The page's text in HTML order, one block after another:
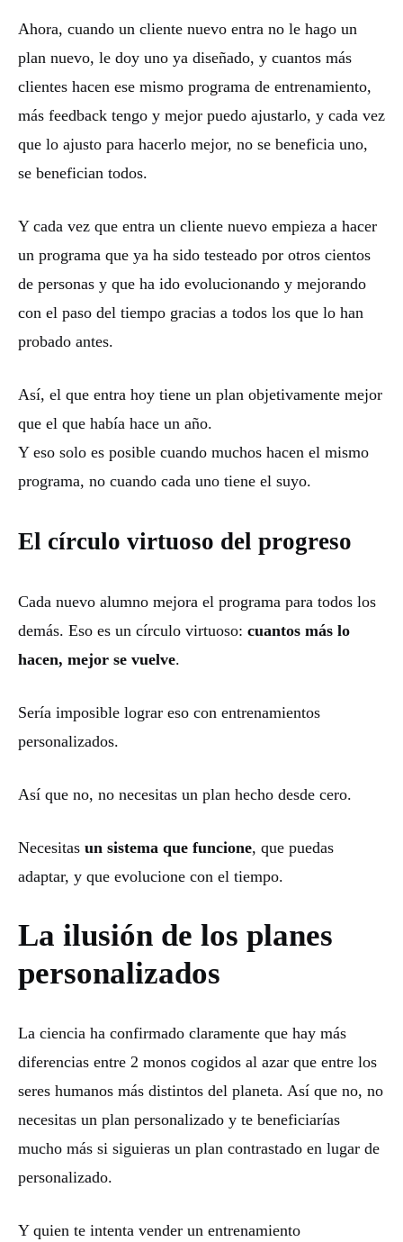
Ahora, cuando un cliente nuevo entra no le hago un
plan nuevo, le doy uno ya diseñado, y cuantos más
clientes hacen ese mismo programa de entrenamiento,
más feedback tengo y mejor puedo ajustarlo, y cada vez
que lo ajusto para hacerlo mejor, no se beneficia uno,
se benefician todos.
Y cada vez que entra un cliente nuevo empieza a hacer
un programa que ya ha sido testeado por otros cientos
de personas y que ha ido evolucionando y mejorando
con el paso del tiempo gracias a todos los que lo han
probado antes.
Así, el que entra hoy tiene un plan objetivamente mejor
que el que había hace un año.
Y eso solo es posible cuando muchos hacen el mismo
programa, no cuando cada uno tiene el suyo.
El círculo virtuoso del progreso
Cada nuevo alumno mejora el programa para todos los
demás. Eso es un círculo virtuoso: cuantos más lo
hacen, mejor se vuelve.
Sería imposible lograr eso con entrenamientos
personalizados.
Así que no, no necesitas un plan hecho desde cero.
Necesitas un sistema que funcione, que puedas
adaptar, y que evolucione con el tiempo.
La ilusión de los planes
personalizados
La ciencia ha confirmado claramente que hay más
diferencias entre 2 monos cogidos al azar que entre los
seres humanos más distintos del planeta. Así que no, no
necesitas un plan personalizado y te beneficiarías
mucho más si siguieras un plan contrastado en lugar de
personalizado.
Y quien te intenta vender un entrenamiento